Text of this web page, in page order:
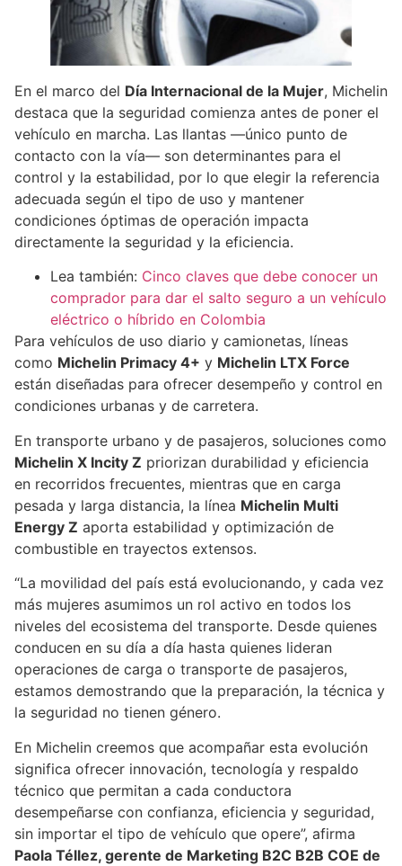
En el marco del Día Internacional de la Mujer, Michelin
destaca que la seguridad comienza antes de poner el
vehículo en marcha. Las llantas —único punto de
contacto con la vía— son determinantes para el
control y la estabilidad, por lo que elegir la referencia
adecuada según el tipo de uso y mantener
condiciones óptimas de operación impacta
directamente la seguridad y la eficiencia.
Lea también: Cinco claves que debe conocer un
comprador para dar el salto seguro a un vehículo
eléctrico o híbrido en Colombia
Para vehículos de uso diario y camionetas, líneas
como Michelin Primacy 4+ y Michelin LTX Force
están diseñadas para ofrecer desempeño y control en
condiciones urbanas y de carretera.
En transporte urbano y de pasajeros, soluciones como
Michelin X Incity Z priorizan durabilidad y eficiencia
en recorridos frecuentes, mientras que en carga
pesada y larga distancia, la línea Michelin Multi
Energy Z aporta estabilidad y optimización de
combustible en trayectos extensos.
“La movilidad del país está evolucionando, y cada vez
más mujeres asumimos un rol activo en todos los
niveles del ecosistema del transporte. Desde quienes
conducen en su día a día hasta quienes lideran
operaciones de carga o transporte de pasajeros,
estamos demostrando que la preparación, la técnica y
la seguridad no tienen género.
En Michelin creemos que acompañar esta evolución
significa ofrecer innovación, tecnología y respaldo
técnico que permitan a cada conductora
desempeñarse con confianza, eficiencia y seguridad,
sin importar el tipo de vehículo que opere”, afirma
Paola Téllez, gerente de Marketing B2C B2B COE de